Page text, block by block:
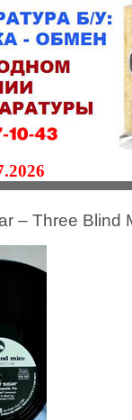
– Three Blind